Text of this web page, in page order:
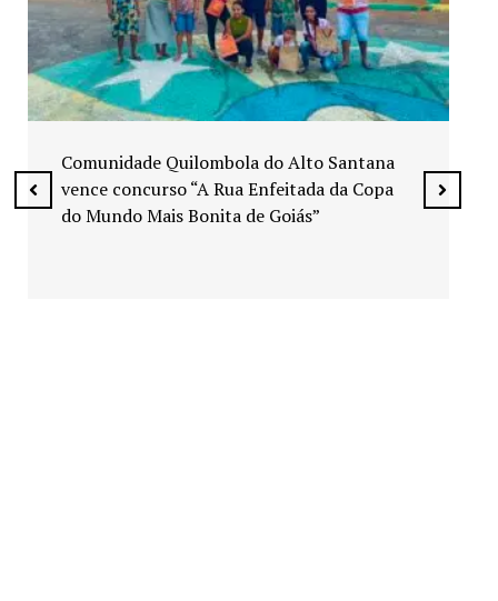
Exposição “Arte em Cores” leva pinturas a
espaços públicos de Senador Canedo